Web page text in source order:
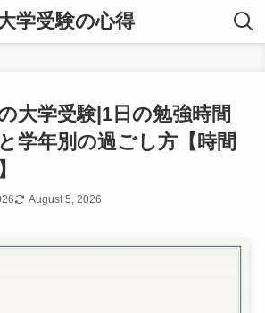
学受験の心得
大学受験|1日の勉強時間
学年別の過ごし方【時間
August 5, 2026